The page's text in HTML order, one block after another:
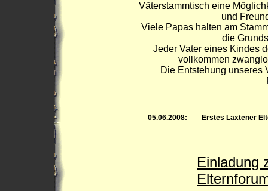
Väterstammtisch eine
und
Viele Papas halten am
die
Jeder Vater eines Kindes
vollkommen
Die Entstehung unseres
05.06.2008: Erstes Laxtener
Einladung